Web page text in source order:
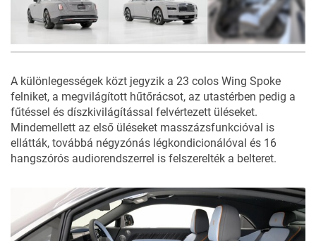
A különlegességek közt jegyzik a 23 colos Wing Spoke
felniket, a megvilágított hűtőrácsot, az utastérben pedig a
fűtéssel és díszkivilágítással felvértezett üléseket.
Mindemellett az első üléseket masszázsfunkcióval is
ellátták, továbbá négyzónás légkondicionálóval és 16
hangszórós audiorendszerrel is felszerelték a belteret.